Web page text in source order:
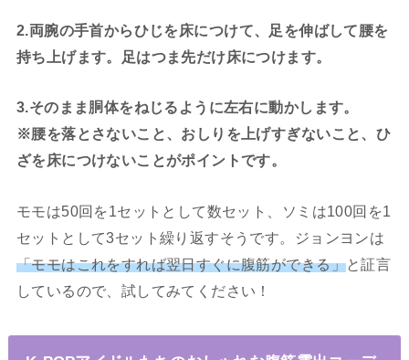
2.両腕の手首からひじを床につけて、足を伸ばして腰を
持ち上げます。足はつま先だけ床につけます。
3.そのまま胴体をねじるように左右に動かします。
※腰を落とさないこと、おしりを上げすぎないこと、ひ
ざを床につけないことがポイントです。
モモは50回を1セットとして数セット、ソミは100回を1
セットとして3セット繰り返すそうです。ジョンヨンは
「モモはこれをすれば翌日すぐに腹筋ができる」と証言
しているので、試してみてください！